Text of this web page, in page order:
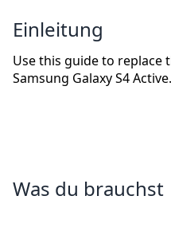
Einleitung
Use this guide to replace
Samsung Galaxy S4 Active.
Was du brauchst